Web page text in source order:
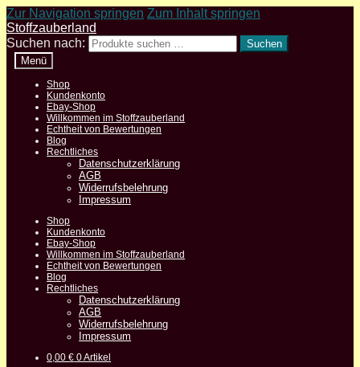
Zur Navigation springen Zum Inhalt springen
Stoffzauberland
Suchen nach:
Suchen
Menü
Shop
Kundenkonto
Ebay-Shop
Willkommen im Stoffzauberland
Echtheit von Bewertungen
Blog
Rechtliches
Datenschutzerklärung
AGB
Widerrufsbelehrung
Impressum
Shop
Kundenkonto
Ebay-Shop
Willkommen im Stoffzauberland
Echtheit von Bewertungen
Blog
Rechtliches
Datenschutzerklärung
AGB
Widerrufsbelehrung
Impressum
0,00€ 0 Artikel